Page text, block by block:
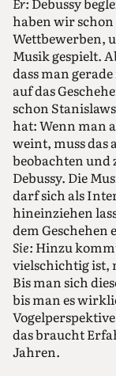
haben wir schon
Wettbewerben,
Musik gespielt.
dass man
auf das
schon
hat: Wenn man
weint, muss das
beobachten und
Debussy. Die
darf sich als
hineinziehen
dem Geschehen
Sie: Hinzu
vielschichtig ist,
Bis man sich
bis man es
das braucht
Jahren.